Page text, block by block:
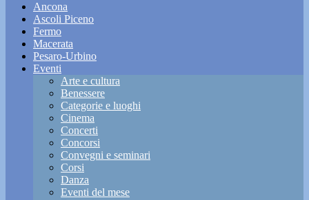
Ancona
Ascoli Piceno
Fermo
Macerata
Pesaro-Urbino
Eventi
Arte e cultura
Benessere
Categorie e luoghi
Cinema
Concerti
Concorsi
Convegni e seminari
Corsi
Danza
Eventi del mese